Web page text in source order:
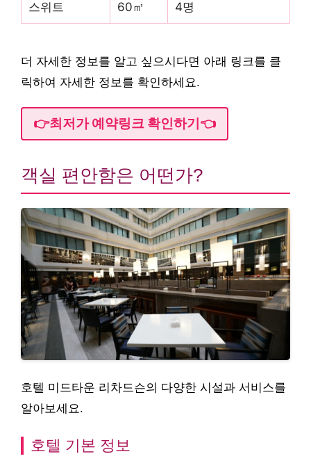
스위트 60㎡ 4명
더 자세한 정보를 알고 싶으시다면 아래 링크를 클
릭하여 자세한 정보를 확인하세요.
👉최저가 예약링크 확인하기👈
객실 편안함은 어떤가?
호텔 미드타운 리차드슨의 다양한 시설과 서비스를
알아보세요.
호텔 기본 정보